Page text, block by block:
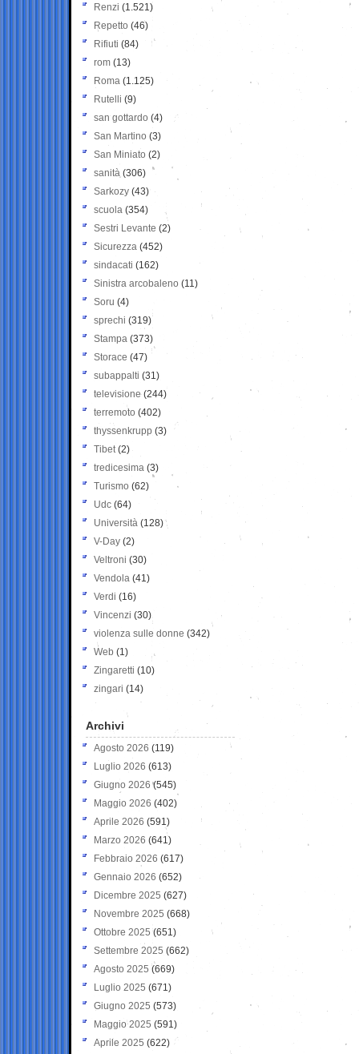
Renzi (1.521)
Repetto (46)
Rifiuti (84)
rom (13)
Roma (1.125)
Rutelli (9)
san gottardo (4)
San Martino (3)
San Miniato (2)
sanità (306)
Sarkozy (43)
scuola (354)
Sestri Levante (2)
Sicurezza (452)
sindacati (162)
Sinistra arcobaleno (11)
Soru (4)
sprechi (319)
Stampa (373)
Storace (47)
subappalti (31)
televisione(244)
terremoto (402)
thyssenkrupp (3)
Tibet(2)
tredicesima (3)
Turismo (62)
Udc (64)
Università (128)
V-Day (2)
Veltroni (30)
Vendola (41)
Verdi (16)
Vincenzi (30)
violenza sulle donne (342)
Web (1)
Zingaretti (10)
zingari (14)
Archivi
Agosto 2026 (119)
Luglio 2026 (613)
Giugno 2026 (545)
Maggio 2026 (402)
Aprile 2026 (591)
Marzo 2026 (641)
Febbraio 2026 (617)
Gennaio 2026 (652)
Dicembre 2025 (627)
Novembre 2025 (668)
Ottobre 2025 (651)
Settembre 2025 (662)
Agosto 2025 (669)
Luglio 2025 (671)
Giugno 2025 (573)
Maggio 2025 (591)
Aprile 2025 (622)